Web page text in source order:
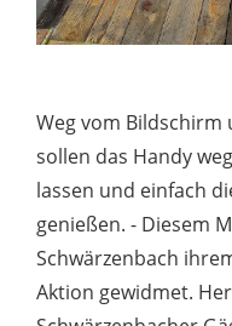
Weg vom Bildschirm
sollen das Handy
lassen und einfach
genießen. - Diesem
Schwärzenbach
Aktion gewidmet.